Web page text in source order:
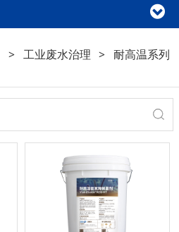
> 工业废水治理 > 耐高温系列